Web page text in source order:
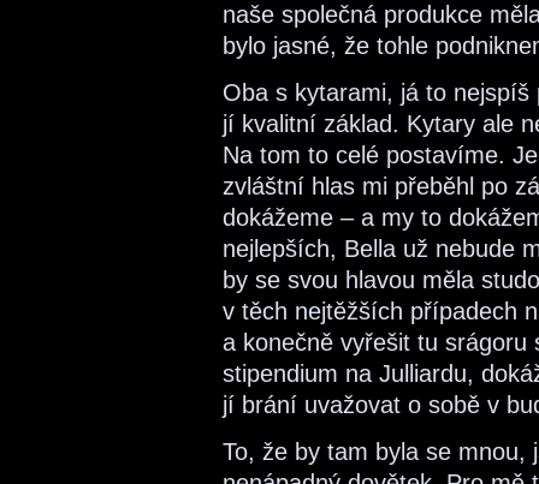
naše společná produkce
bylo jasné, že tohle
Oba s kytarami, já to
jí kvalitní základ. Kytary ale
Na tom to celé postavíme.
zvláštní hlas mi přeběhl po
dokážeme – a my to
nejlepších, Bella už nebude
by se svou hlavou měla
v těch nejtěžších případech
a konečně vyřešit tu srágoru
stipendium na Julliardu,
jí brání uvažovat o sobě v
To, že by tam byla se mnou,